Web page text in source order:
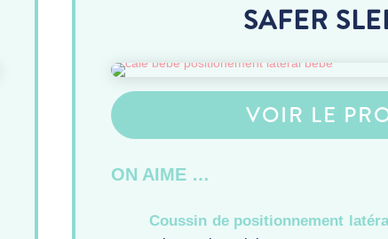
SAFER
VOIR LE
ON AIME …
Coussin de positionnement